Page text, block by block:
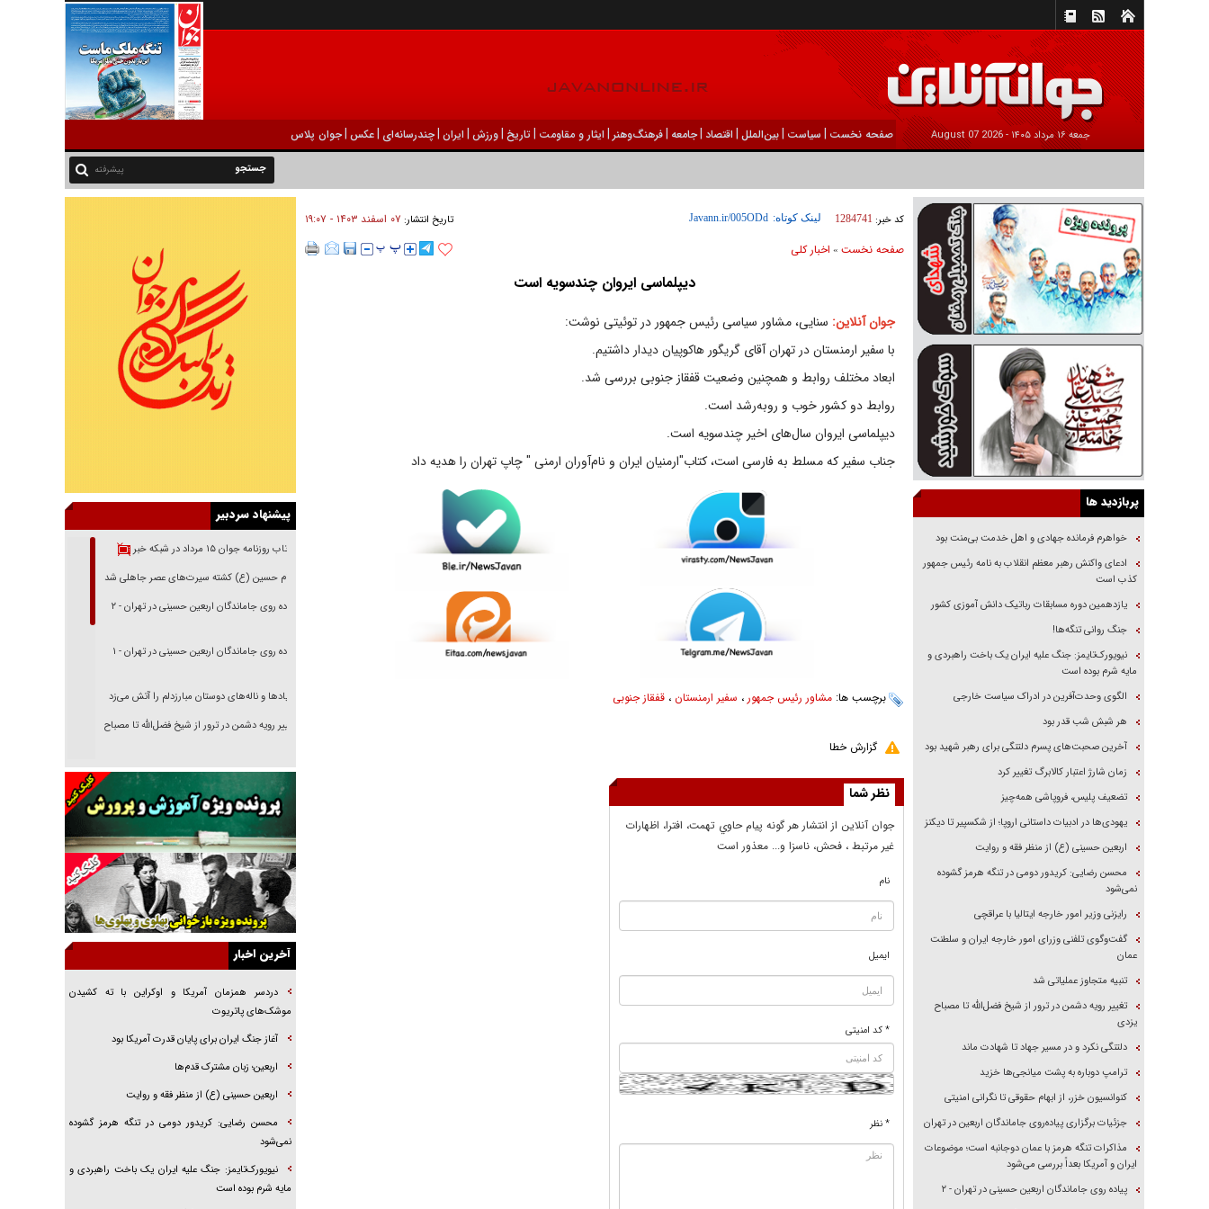
جمعه ۱۶ مرداد ۱۴۰۵ - 2026 August 07 صفحه نخست | سیاست |بين‌الملل | اقتصاد |جامعه |فرهنگ‌و‌هنر | ایثار و مقاومت |تاریخ |ورزش | ايران |چندرسانه‌ای |عکس |جوان پلاس
پیشرفته
کد خبر: 1284741 لینک کوتاه: تاریخ انتشار: ۰۷ اسفند ۱۴۰۳ - ۱۹:۰۷
صفحه نخست» اخبار كلی
دیپلماسی ایروان چندسویه است
جوان آنلاین: سنایی، مشاور سیاسی رئیس جمهور در توئیتی نوشت:
با سفیر ارمنستان در تهران آقای گریگور هاکوپیان دیدار داشتیم.
ابعاد مختلف روابط و همچنین وضعیت قفقاز جنوبی بررسی شد.
روابط دو کشور خوب و روبه‌رشد است.
دیپلماسی ایروان سال‌های اخیر چندسویه است.
جناب سفیر که مسلط به فارسی است، کتاب"ارمنیان ایران و نام‌آوران ارمنی " چاپ تهران را هدیه داد
برچسب ها: مشاور رئیس جمهور، سفیر ارمنستان ، قفقاز جنوبی
گزارش خطا
نظر شما
جوان آنلاين از انتشار هر گونه پيام حاوي تهمت، افترا، اظهارات
غير مرتبط ، فحش، ناسزا و... معذور است
نام
ایمیل
* کد امنیتی
* نظر
پربازدید ها
خواهرم فرمانده جهادی و اهل خدمت بی‌منت بود
ادعای واکنش رهبر معظم انقلاب به نامه رئیس جمهور
کذب است
یازدهمین دوره مسابقات رباتیک دانش آموزی کشور
جنگ روانی تنگه‌ها!
نیویورک‌تایمز: جنگ علیه ایران یک باخت راهبردی و
مایه شرم بوده است
الگوی وحدت‌آفرین در ادراک سیاست خارجی
هر شبش شب قدر بود
آخرین صحبت‌های پسرم دلتنگی برای رهبر شهید بود
زمان شارژ اعتبار کالابرگ تغییر کرد
تضعیف پلیس، فروپاشی همه‌چیز
یهودی‌ها در ادبیات داستانی اروپا؛ از شکسپیر تا دیکنز
اربعین حسینی (ع) از منظر فقه و روایت
محسن رضایی: کریدور دومی در تنگه هرمز گشوده
نمی‌شود
رایزنی وزیر امور خارجه ایتالیا با عراقچی
گفت‌وگوی تلفنی وزرای امور خارجه ایران و سلطنت
عمان
تنبیه متجاوز عملیاتی شد
تغییر رویه دشمن در ترور از شیخ فضل‌الله تا مصباح
یزدی
دلتنگی نکرد و در مسیر جهاد تا شهادت ماند
ترامپ دوباره به پشت میانجی‌ها خزید
کنوانسیون خزر، از ابهام حقوقی تا نگرانی امنیتی
جزئیات برگزاری پیاده‌روی جاماندگان اربعین در تهران
مذاکرات تنگه هرمز با عمان دوجانبه است؛ موضوعات
ایران و آمریکا بعداً بررسی می‌شود
پیاده روی جاماندگان اربعین حسینی در تهران - ۲
پیشنهاد سردبیر
بازتاب روزنامه جوان ۱۵ مرداد در شبکه خبر
امام حسین (ع) کشته سیرت‌های عصر جاهلی شد
پیاده روی جاماندگان اربعین حسینی در تهران - ۲
پیاده روی جاماندگان اربعین حسینی در تهران - ۱
فریاد‌ها و ناله‌های دوستان مبارزدلم را آتش می‌زد
تغییر رویه دشمن در ترور از شیخ فضل‌الله تا مصباح
خرید قسطی اولش خنده و آخرش گریه است!
فوتبال و آن «بالا»!
راهبرد غافلگیری با نسل جدید پهپاد‌ها
جنجال پزشکان تقلبی در صنعت زیبایی
یهودی‌ها در ادبیات داستانی اروپا؛ از شکسپیر تا
دیکنز
گفت‌وگو با خواهر یکی از شهدای جنگ رمضان/
خواهرم فرمانده جهادی و اهل خدمت بی‌منت بود
بگنجد!
برابر یورش به پاسگاه‌های پلیس
تحلیل ابعاد پیام رهبر انقلاب به حزب‌الله/ مقاومت
آخرین اخبار
دردسر همزمان آمریکا و اوکراین با ته کشیدن
موشک‌های پاتریوت
آغاز جنگ ایران برای پایان قدرت آمریکا بود
اربعین؛ زبان مشترک قدم‌ها
اربعین حسینی (ع) از منظر فقه و روایت
محسن رضایی: کریدور دومی در تنگه هرمز گشوده
نمی‌شود
نیویورک‌تایمز: جنگ علیه ایران یک باخت راهبردی و
مایه شرم بوده است